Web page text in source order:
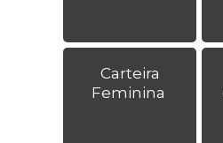
Carteira
Feminina